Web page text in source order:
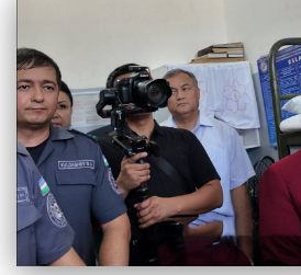
tashriflari amalga oshirildi.
vakillari ham ishtirok etishdi.